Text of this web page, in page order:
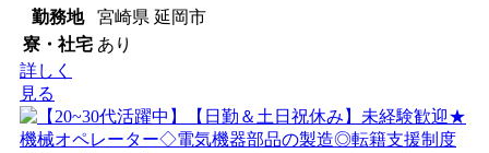
勤務地
宮崎県 延岡市
寮・社宅 あり
詳しく
見る